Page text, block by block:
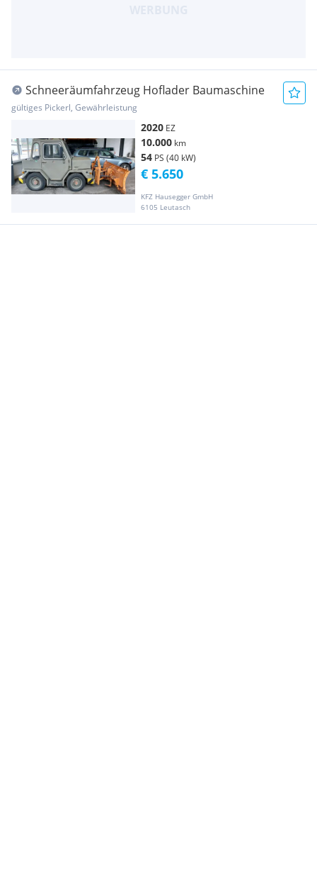
Schneeräumfahrzeug Hoflader Baumaschine
gültiges Pickerl, Gewährleistung
2020 EZ
10.000 km
54 PS (40 kW)
KFZ Hausegger GmbH
6105 Leutasch
€ 5.650